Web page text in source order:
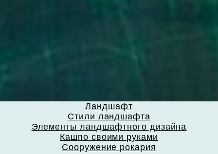
Ландшафт
Стили ландшафта
Элементы ландшафтного дизайна
Кашпо своими руками
Сооружение рокария